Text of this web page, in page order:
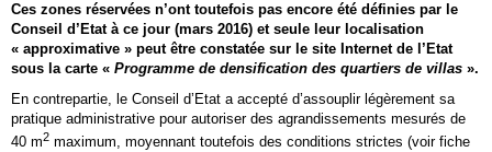
Ces zones réservées n’ont toutefois pas encore été définies par le
Conseil d’Etat à ce jour (mars 2016) et seule leur localisation
« approximative » peut être constatée sur le site Internet de l’Etat
sous la carte « Programme de densification des quartiers de villas ».
En contrepartie, le Conseil d’Etat a accepté d’assouplir légèrement sa
pratique administrative pour autoriser des agrandissements mesurés de
40 m2 maximum, moyennant toutefois des conditions strictes (voir fiche